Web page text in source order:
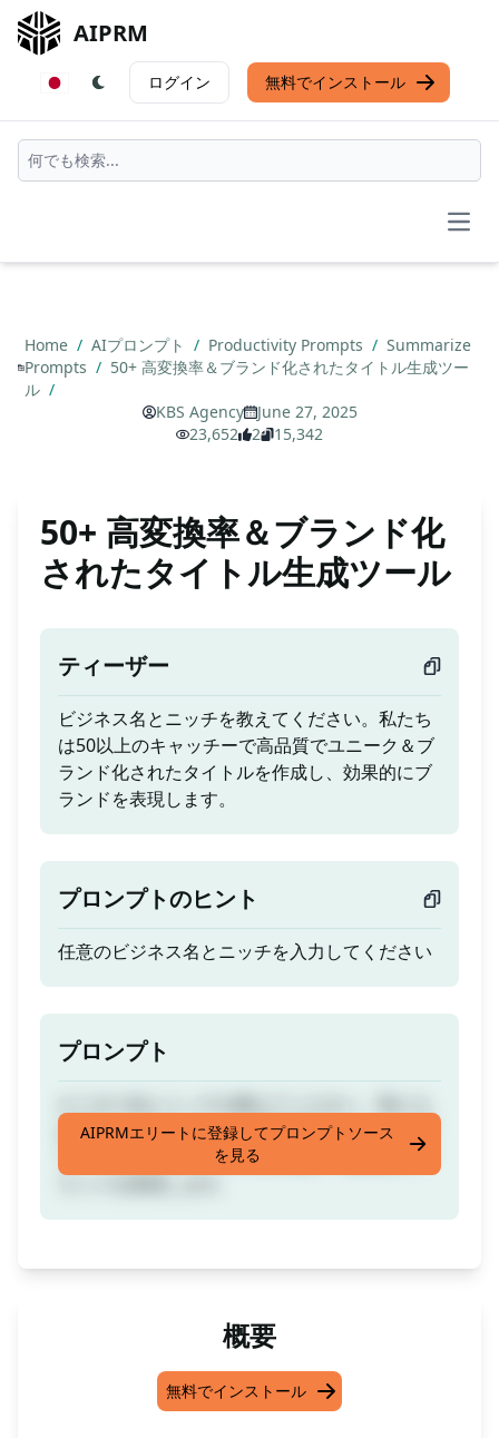
AIPRM
ログイン 無料でインストール
Home / AIプロンプト / Productivity Prompts / Summarize
Prompts / 50+ 高変換率＆ブランド化されたタイトル生成ツー
ル /
KBS Agency
June 27, 2025
23,652
2 15,342
50+ 高変換率＆ブランド化
されたタイトル生成ツール
ティーザー
ビジネス名とニッチを教えてください。私たち
は50以上のキャッチーで高品質でユニーク＆ブ
ランド化されたタイトルを作成し、効果的にブ
ランドを表現します。
プロンプトのヒント
任意のビジネス名とニッチを入力してください
プロンプト
は50以上のキャッチーで高品質でユニーク＆ブ
ランド化されたタイトルを作成し、効果的にブ
AIPRMエリートに登録してプロンプトソース
を見る
概要
無料でインストール